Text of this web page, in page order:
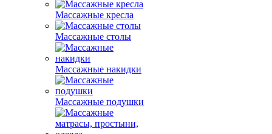
Массажные кресла
Массажные столы
Массажные накидки
Массажные подушки